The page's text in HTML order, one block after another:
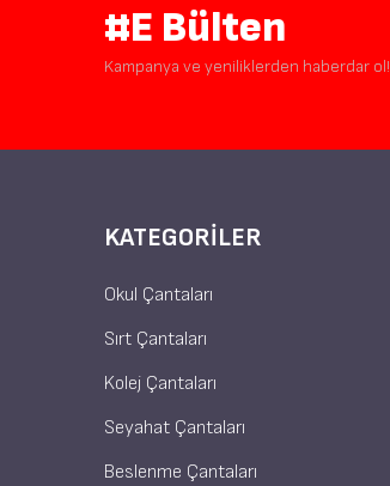
#E Bülten
Kampanya ve yeniliklerden haberdar ol!
KATEGORILER
Okul Çantaları
Sırt Çantaları
Kolej Çantaları
Seyahat Çantaları
Beslenme Çantaları